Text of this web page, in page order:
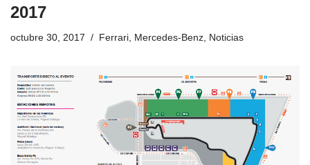
2017
octubre 30, 2017 Ferrari, Mercedes-Benz, Noticias